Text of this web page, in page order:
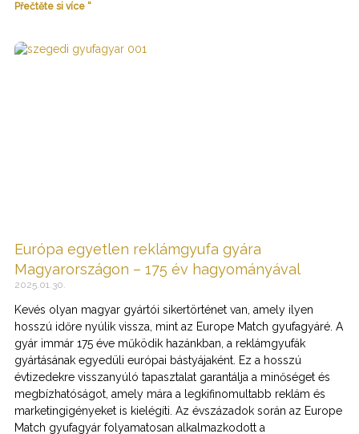
Přečtěte si více “
Európa egyetlen reklámgyufa gyára
Magyarországon – 175 év hagyományával
2025.01.30.
Kevés olyan magyar gyártói sikertörténet van, amely ilyen
hosszú időre nyúlik vissza, mint az Europe Match gyufagyáré. A
gyár immár 175 éve működik hazánkban, a reklámgyufák
gyártásának egyedüli európai bástyájaként. Ez a hosszú
évtizedekre visszanyúló tapasztalat garantálja a minőséget és
megbízhatóságot, amely mára a legkifinomultabb reklám és
marketingigényeket is kielégíti. Az évszázadok során az Europe
Match gyufagyár folyamatosan alkalmazkodott a